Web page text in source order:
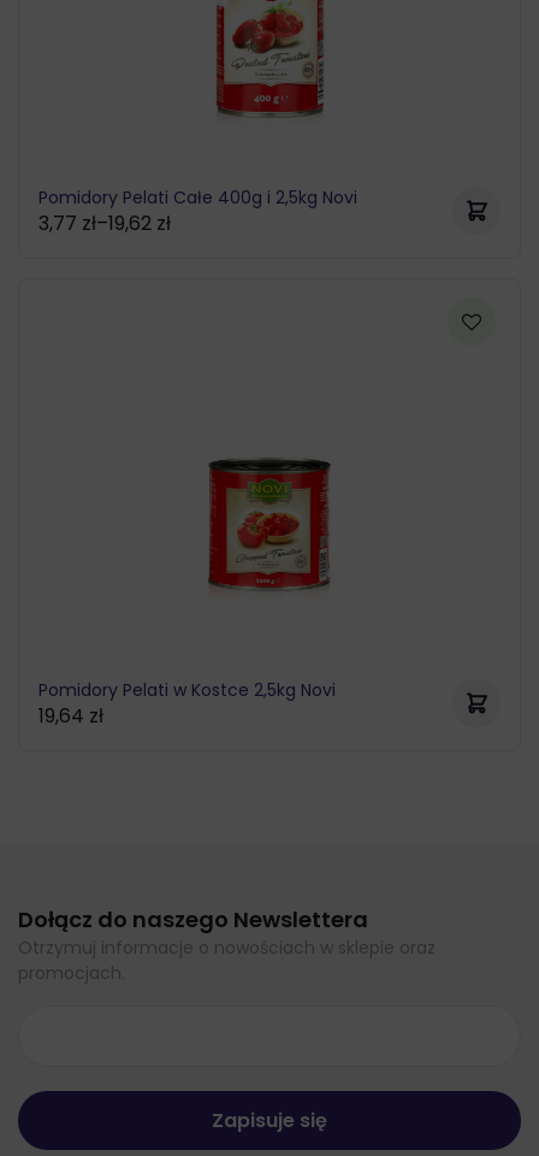
Pomidory Pelati Całe 400g i 2,5kg Novi
3,77 zł–19,62 zł
Zakres
Pomidory Pelati w Kostce 2,5kg Novi
19,64 zł
Dołącz do naszego Newslettera
Otrzymuj informacje o nowościach w sklepie oraz
promocjach.